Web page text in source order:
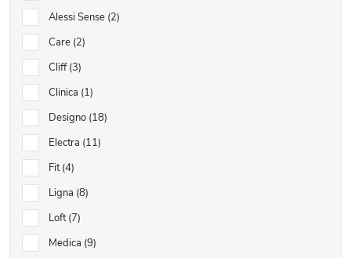
Alessi Sense 2
Care 2
Cliff 3
Clinica 1
Designo 18
Electra 11
Fit 4
Ligna 8
Loft 7
Medica 9